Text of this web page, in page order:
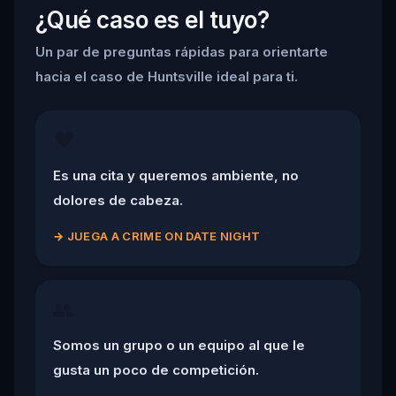
¿Qué caso es el tuyo?
Un par de preguntas rápidas para orientarte
hacia el caso de Huntsville ideal para ti.
Es una cita y queremos ambiente, no
dolores de cabeza.
→ JUEGA A CRIME ON DATE NIGHT
Somos un grupo o un equipo al que le
gusta un poco de competición.